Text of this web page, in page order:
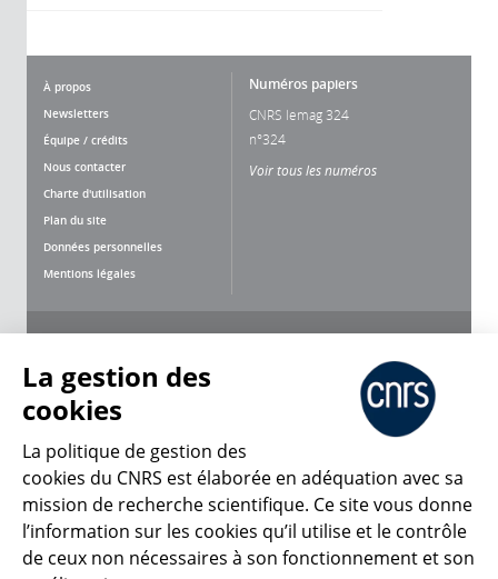
À propos
Newsletters
Équipe / crédits
Nous contacter
Charte d'utilisation
Plan du site
Données personnelles
Mentions légales
Numéros papiers
CNRS lemag 324
n°324
Voir tous les numéros
CNRS Le Mag
© 2026, CNRS
La gestion des
cookies
La politique de gestion des
cookies du CNRS est élaborée en adéquation avec sa
mission de recherche scientifique. Ce site vous donne
l’information sur les cookies qu’il utilise et le contrôle
de ceux non nécessaires à son fonctionnement et son